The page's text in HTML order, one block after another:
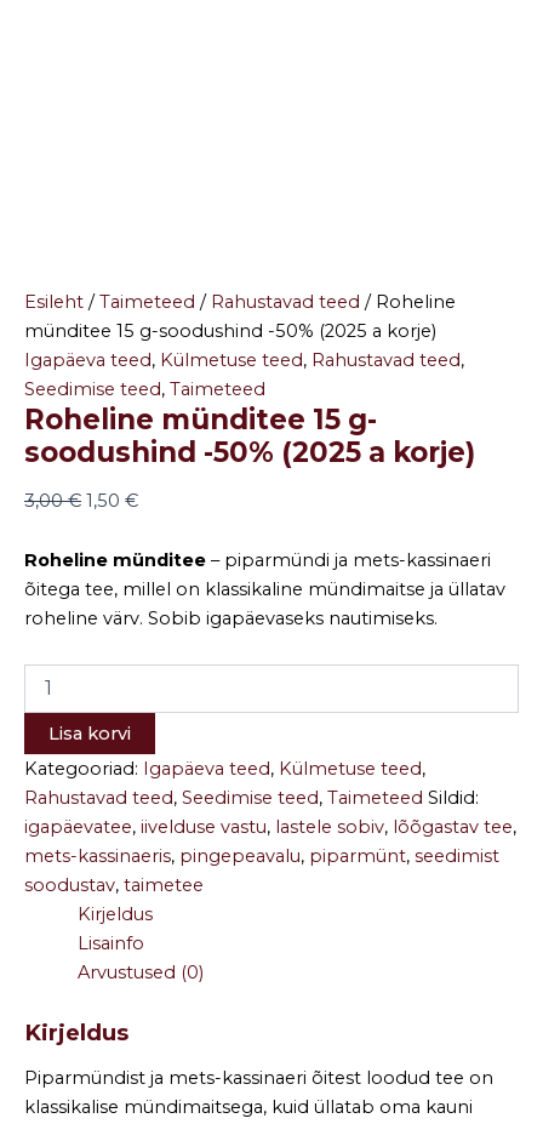
Esileht /Taimeteed / Rahustavad teed / Roheline
münditee 15 g-soodushind -50% (2025 a korje)
Igapäeva teed, Külmetuse teed, Rahustavad teed,
Seedimise teed, Taimeteed
Roheline münditee 15 g-
soodushind -50% (2025 a korje)
3,00€ 1,50 €
Roheline münditee – piparmündi ja mets-kassinaeri
õitega tee, millel on klassikaline mündimaitse ja üllatav
roheline värv. Sobib igapäevaseks nautimiseks.
Lisa korvi
Kategooriad: Igapäeva teed, Külmetuse teed,
Rahustavad teed, Seedimise teed, Taimeteed Sildid:
igapäevatee, iivelduse vastu, lastele sobiv, lõõgastav tee,
mets-kassinaeris, pingepeavalu, piparmünt, seedimist
soodustav, taimetee
Kirjeldus
Lisainfo
Arvustused (0)
Kirjeldus
Piparmündist ja mets-kassinaeri õitest loodud tee on
klassikalise mündimaitsega, kuid üllatab oma kauni